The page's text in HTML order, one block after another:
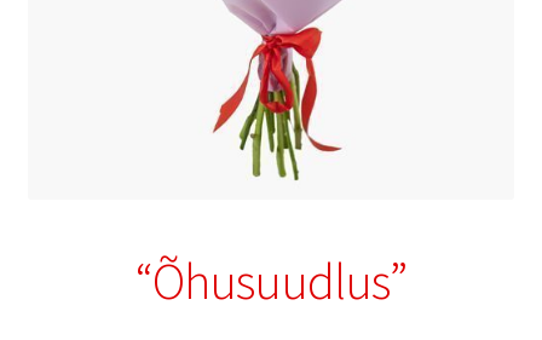
“Õhusuudlus”